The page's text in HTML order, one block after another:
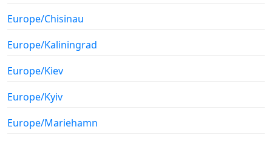
Europe/Chisinau
Europe/Kaliningrad
Europe/Kiev
Europe/Kyiv
Europe/Mariehamn